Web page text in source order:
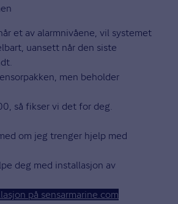
et av alarmnivåene, vil systemet
uansett når den siste
men beholder
så fikser vi det for deg.
om jeg trenger hjelp med
deg med installasjon av
på sensarmarine.com